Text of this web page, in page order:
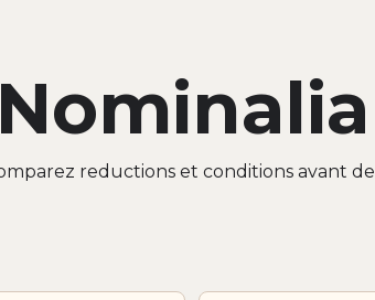
reductions et conditions avant de